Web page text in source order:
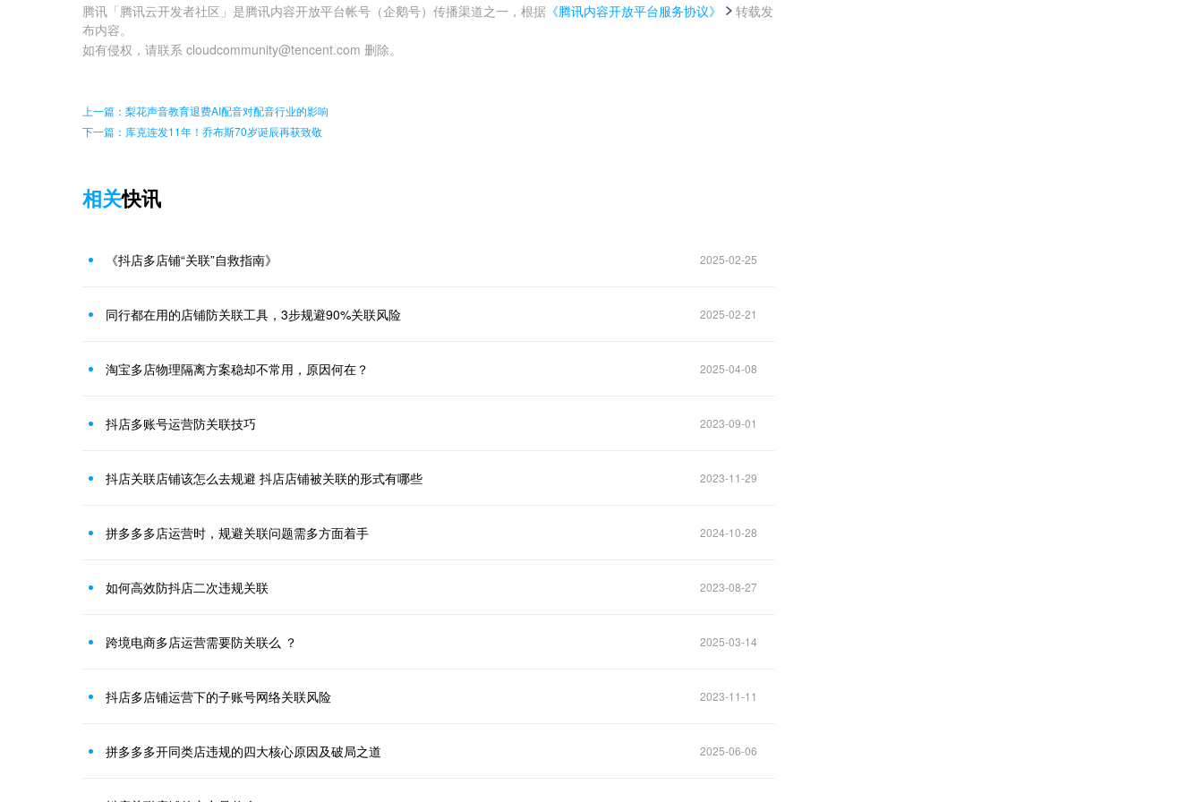
腾讯「腾讯云开发者社区」是腾讯内容开放平台帐号（企鹅号）传播渠道之一，根据 《腾讯内容开放平台服务协议》
转载发
布内容。
如有侵权，请联系 cloudcommunity@tencent.com 删除。
上一篇：梨花声音教育退费AI配音对配音行业的影响
下一篇：库克连发11年！乔布斯70岁诞辰再获致敬
相关快讯
《抖店多店铺“关联”自救指南》 2025-02-25
同行都在用的店铺防关联工具，3步规避90%关联风险 2025-02-21
淘宝多店物理隔离方案稳却不常用，原因何在？ 2025-04-08
抖店多账号运营防关联技巧 2023-09-01
抖店关联店铺该怎么去规避 抖店店铺被关联的形式有哪些 2023-11-29
拼多多多店运营时，规避关联问题需多方面着手 2024-10-28
如何高效防抖店二次违规关联 2023-08-27
跨境电商多店运营需要防关联么 ？ 2025-03-14
抖店多店铺运营下的子账号网络关联风险 2023-11-11
拼多多多开同类店违规的四大核心原因及破局之道 2025-06-06